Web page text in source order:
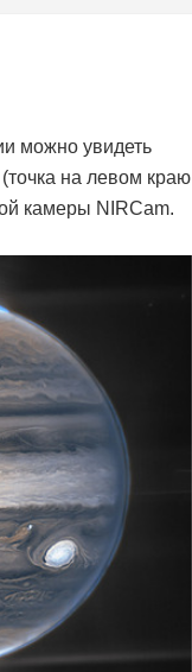
можно увидеть
на левом краю
камеры NIRCam.